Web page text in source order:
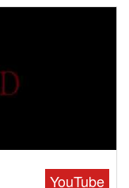
YouTube